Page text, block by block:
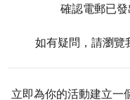
確認電郵已
如有疑問，請瀏覽
立即為你的活動建立一